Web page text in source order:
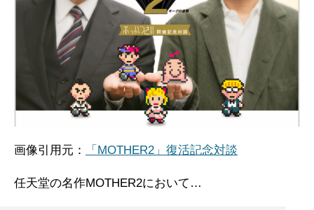
画像引用元： 「MOTHER2」復活記念対談
任天堂の名作MOTHER2において…